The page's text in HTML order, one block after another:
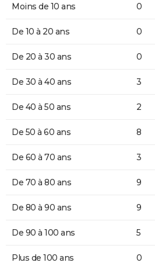
Moins de 10 ans 0
De 10 à 20 ans 0
De 20 à 30 ans 0
De 30 à 40 ans 3
De 40 à 50 ans 2
De 50 à 60 ans 8
De 60 à 70 ans 3
De 70 à 80 ans 9
De 80 à 90 ans 9
De 90 à 100 ans 5
Plus de 100 ans 0